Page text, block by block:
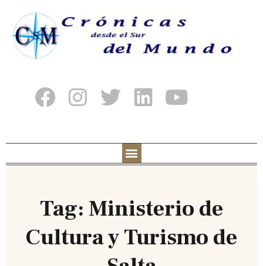
Tag: Ministerio de
Cultura y Turismo de